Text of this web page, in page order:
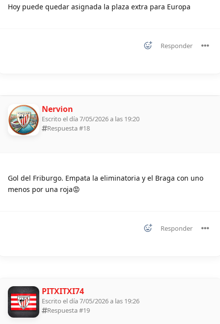
Hoy puede quedar asignada la plaza extra para Europa
Responder
Nervion
Escrito el día 7/05/2026 a las 19:20
Respuesta #18
Gol del Friburgo. Empata la eliminatoria y el Braga con uno
menos por una roja😡
Responder
PITXITXI74
Escrito el día 7/05/2026 a las 19:26
Respuesta #19